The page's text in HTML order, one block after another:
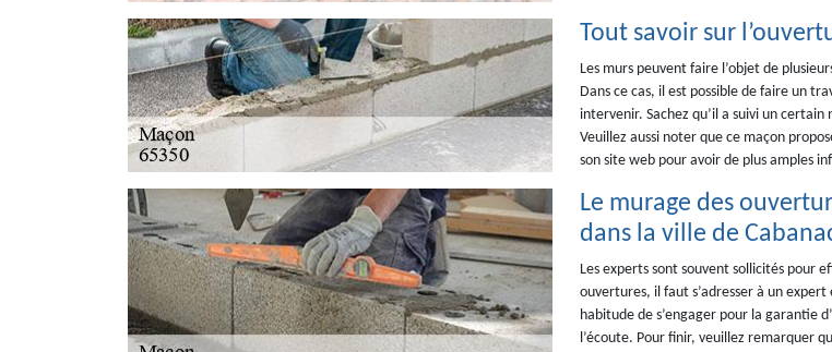
Tout savoir sur
Les murs peuvent faire l’objet de
Dans ce cas, il est possible de faire un
intervenir. Sachez qu’il a suivi un
Veuillez aussi noter que ce maçon
son site web pour avoir de plus amples
Le murage des
dans la ville de
Les experts sont souvent sollicités pour
ouvertures, il faut s’adresser à un expert
habitude de s’engager pour la garantie
l’écoute. Pour finir, veuillez remarquer